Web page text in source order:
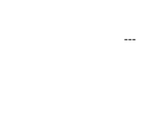
---